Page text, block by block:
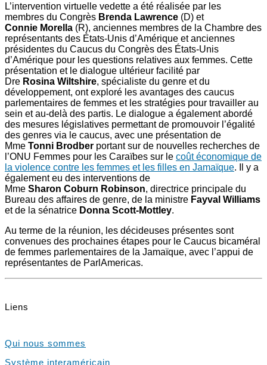
L’intervention virtuelle vedette a été réalisée par les
membres du Congrès Brenda Lawrence (D) et
Connie Morella (R), anciennes membres de la Chambre des
représentants des États-Unis d’Amérique et anciennes
présidentes du Caucus du Congrès des États-Unis
d’Amérique pour les questions relatives aux femmes. Cette
présentation et le dialogue ultérieur facilité par
Dre Rosina Wiltshire, spécialiste du genre et du
développement, ont exploré les avantages des caucus
parlementaires de femmes et les stratégies pour travailler au
sein et au-delà des partis. Le dialogue a également abordé
des mesures législatives permettant de promouvoir l’égalité
des genres via le caucus, avec une présentation de
Mme Tonni Brodber portant sur de nouvelles recherches de
l’ONU Femmes pour les Caraïbes sur le coût économique de
la violence contre les femmes et les filles en Jamaïque. Il y a
également eu des interventions de
Mme Sharon Coburn Robinson, directrice principale du
Bureau des affaires de genre, de la ministre Fayval Williams
et de la sénatrice Donna Scott-Mottley.
Au terme de la réunion, les décideuses présentes sont
convenues des prochaines étapes pour le Caucus bicaméral
de femmes parlementaires de la Jamaïque, avec l’appui de
représentantes de ParlAmericas.
Liens
Qui nous sommes
Système interaméricain